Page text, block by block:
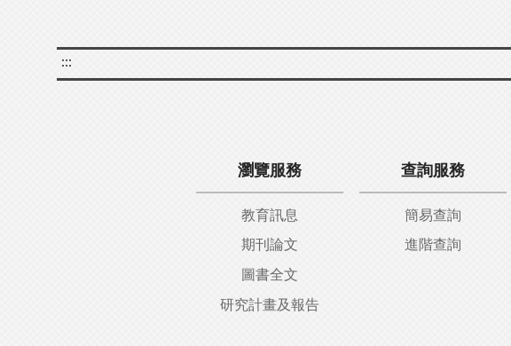
:::
瀏覽服務
教育訊息
期刊論文
圖書全文
研究計畫及報告
查詢服務
簡易查詢
進階查詢